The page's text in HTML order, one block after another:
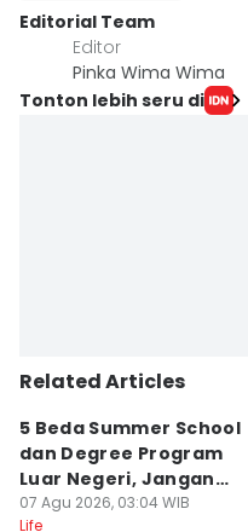
Editorial Team
Editor
Pinka Wima Wima
Tonton lebih seru di
Related Articles
5 Beda Summer School
dan Degree Program
Luar Negeri, Jangan
Salah
07 Agu 2026, 03:04 WIB
Life